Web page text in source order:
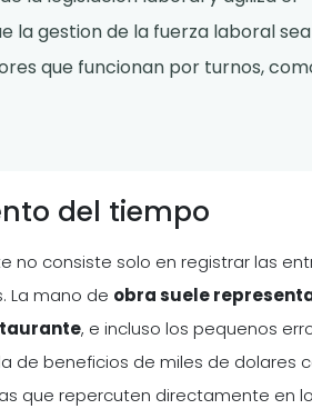
la gestion de la fuerza laboral
que funcionan por turnos,
del tiempo
no consiste solo en registrar las
La mano de obra suele
, e incluso los pequenos
beneficios de miles de dolares
que repercuten directamente en